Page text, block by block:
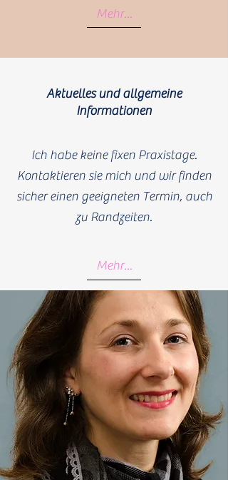
Mehr...
Aktuelles und allgemeine
Informationen
Ich habe keine fixen Praxistage.
Kontaktieren sie mich und wir finden
sicher einen geeigneten Termin, auch
zu Randzeiten.
Mehr...